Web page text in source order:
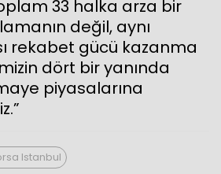
33 halka arza bir
değil, aynı
rekabet gücü kazanma
dört bir yanında
piyasalarına
Istanbul